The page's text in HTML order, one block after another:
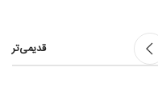
قدیمی‌تر